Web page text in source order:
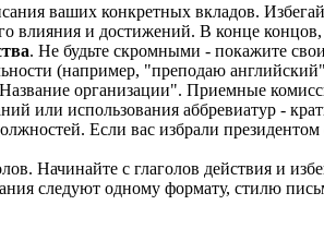
ваших конкретных вкладов.
влияния и достижений. В конце
. Не будьте скромными - покажите
(например, "преподаю
организации". Приемные
или использования аббревиатур -
Если вас избрали
Начинайте с глаголов действия и
следуют одному формату, стилю